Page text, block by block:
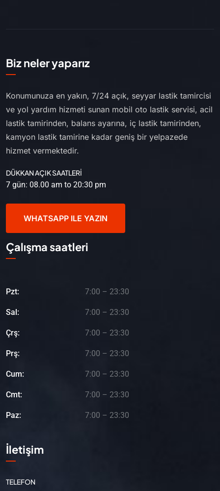
Biz neler yaparız
Konumunuza en yakın, 7/24 açık, seyyar lastik tamircisi
ve yol yardım hizmeti sunan mobil oto lastik servisi, acil
lastik tamirinden, balans ayarına, iç lastik tamirinden,
kamyon lastik tamirine kadar geniş bir yelpazede
hizmet vermektedir.
DÜKKAN AÇIK SAATLERİ
7 gün: 08.00 am to 20:30 pm
WHATSAPP ILE YAZIN
Çalışma saatleri
Pzt: 7:00 – 23:30
Sal: 7:00 – 23:30
Çrş: 7:00 – 23:30
Prş: 7:00 – 23:30
Cum: 7:00 – 23:30
Cmt: 7:00 – 23:30
Paz: 7:00 – 23:30
İletişim
TELEFON